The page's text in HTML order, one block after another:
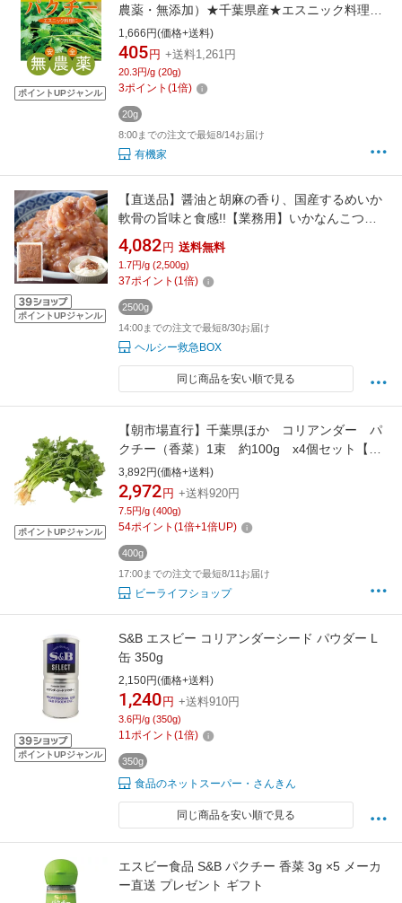
ポイントUPジャンル
農薬・無添加）★千葉県産★エスニック料理に
独特な香りづけ
1,666円(価格+送料)
405 円 +送料1,261円
20.3円/g (20g)
3ポイント (1倍)
20g
8:00までの注文で最短8/14お届け
有機家
ポイントUPジャンル
【直送品】醤油と胡麻の香り、国産するめいか
軟骨の旨味と食感!!【業務用】いかなんこつ胡
麻香味漬け 500g【ヘルシ価格】 天然生活 業務
用 するめいか軟骨 コリコリ 創作珍味 お酒 おつ
まみ ご飯のお供 アレンジ 手巻き寿司 ぶっかけ
4,082 円 送料無料
1.7円/g (2,500g)
37ポイント (1倍)
2500g
14:00までの注文で最短8/30お届け
ヘルシー救急BOX
同じ商品を安い順で見る
ポイントUPジャンル
【朝市場直行】千葉県ほか コリアンダー パ
クチー（香菜）1束 約100g x4個セット【冷
蔵】
3,892円(価格+送料)
2,972 円 +送料920円
7.5円/g (400g)
54ポイント (1倍+1倍UP)
400g
17:00までの注文で最短8/11お届け
ビーライフショップ
ポイントUPジャンル
S&B エスビー コリアンダーシード パウダー L
缶 350g
2,150円(価格+送料)
1,240 円 +送料910円
3.6円/g (350g)
11ポイント (1倍)
350g
食品のネットスーパー・さんきん
同じ商品を安い順で見る
エスビー食品 S&B パクチー 香菜 3g ×5 メーカ
ー直送 プレゼント ギフト